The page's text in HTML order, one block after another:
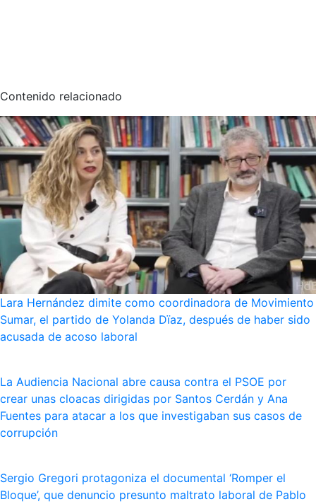
Contenido relacionado
Lara Hernández dimite como coordinadora de Movimiento
Sumar, el partido de Yolanda Dïaz, después de haber sido
acusada de acoso laboral
La Audiencia Nacional abre causa contra el PSOE por
crear unas cloacas dirigidas por Santos Cerdán y Ana
Fuentes para atacar a los que investigaban sus casos de
corrupción
Sergio Gregori protagoniza el documental ‘Romper el
Bloque’, que denuncio presunto maltrato laboral de Pablo